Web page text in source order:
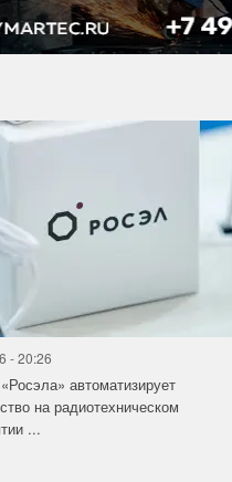
- 20:26
автоматизирует
на радиотехническом
...